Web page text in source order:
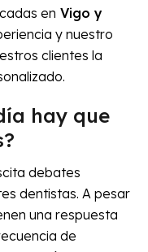
en Vigo y
y nuestro
clientes la
hay que
debates
dentistas. A pesar
una respuesta
de